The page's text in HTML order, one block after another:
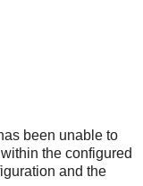
been unable to
the configured
and the